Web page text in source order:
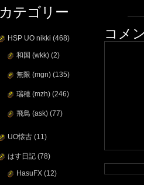
コメ
カテゴリー
HSP UO nikki (468)
和国 (wkk) (2)
無限 (mgn) (135)
瑞穂 (mzh) (246)
飛鳥 (ask) (77)
UO懐古 (11)
はす日記 (78)
HasuFX (12)